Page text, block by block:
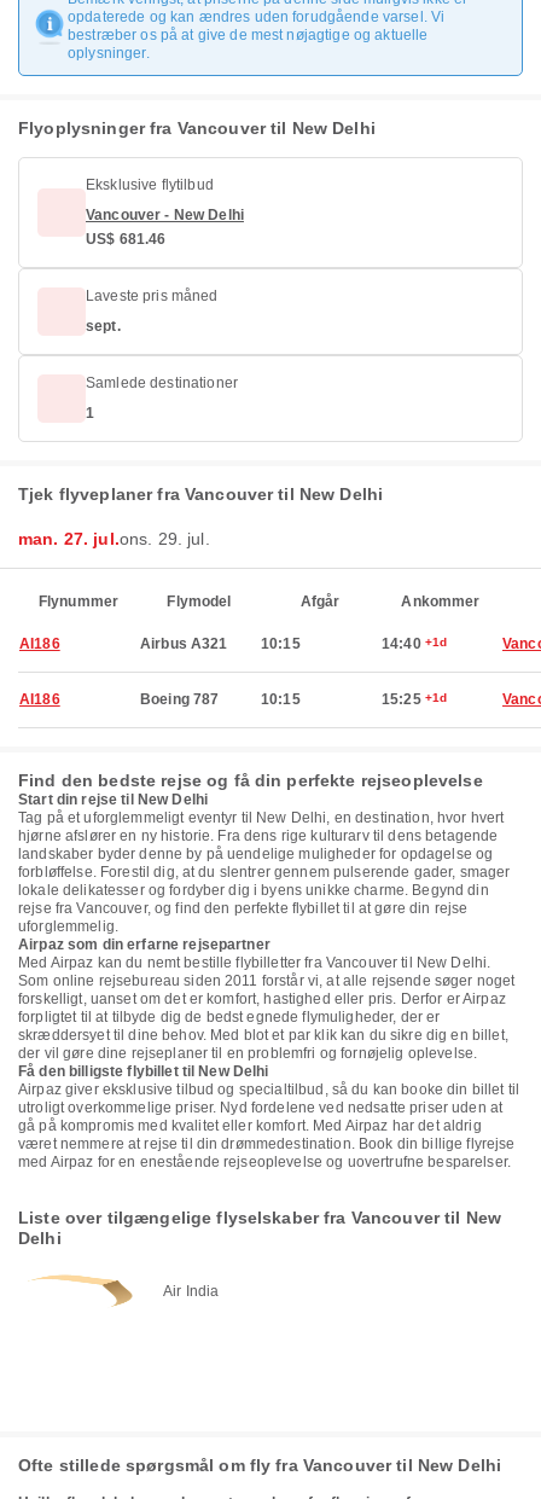
opdaterede og kan ændres uden forudgående varsel. Vi
bestræber os på at give de mest nøjagtige og aktuelle
oplysninger.
Flyoplysninger fra Vancouver til New Delhi
Eksklusive flytilbud
Vancouver - New Delhi
US$ 681.46
Laveste pris måned
sept.
Samlede destinationer
1
Tjek flyveplaner fra Vancouver til New Delhi
man. 27. jul.ons. 29. jul.
Flynummer Flymodel Afgår Ankommer
AI186 Airbus A321 10:15 14:40 +1d
AI186 Boeing 787 10:15 15:25 +1d
Find den bedste rejse og få din perfekte rejseoplevelse
Start din rejse til New Delhi
Tag på et uforglemmeligt eventyr til New Delhi, en destination, hvor hvert
hjørne afslører en ny historie. Fra dens rige kulturarv til dens betagende
landskaber byder denne by på uendelige muligheder for opdagelse og
forbløffelse. Forestil dig, at du slentrer gennem pulserende gader, smager
lokale delikatesser og fordyber dig i byens unikke charme. Begynd din
rejse fra Vancouver, og find den perfekte flybillet til at gøre din rejse
uforglemmelig.
Airpaz som din erfarne rejsepartner
Med Airpaz kan du nemt bestille flybilletter fra Vancouver til New Delhi.
Som online rejsebureau siden 2011 forstår vi, at alle rejsende søger noget
forskelligt, uanset om det er komfort, hastighed eller pris. Derfor er Airpaz
forpligtet til at tilbyde dig de bedst egnede flymuligheder, der er
skræddersyet til dine behov. Med blot et par klik kan du sikre dig en billet,
der vil gøre dine rejseplaner til en problemfri og fornøjelig oplevelse.
Få den billigste flybillet til New Delhi
Airpaz giver eksklusive tilbud og specialtilbud, så du kan booke din billet til
utroligt overkommelige priser. Nyd fordelene ved nedsatte priser uden at
gå på kompromis med kvalitet eller komfort. Med Airpaz har det aldrig
været nemmere at rejse til din drømmedestination. Book din billige flyrejse
med Airpaz for en enestående rejseoplevelse og uovertrufne besparelser.
Liste over tilgængelige flyselskaber fra Vancouver til New
Delhi
Air India
Ofte stillede spørgsmål om fly fra Vancouver til New Delhi